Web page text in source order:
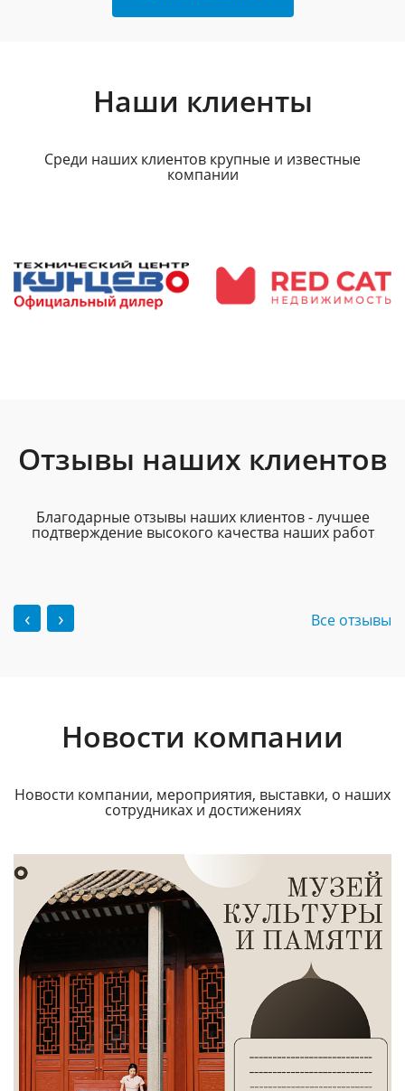
Наши клиенты
Среди наших клиентов крупные и известные
компании
Отзывы наших клиентов
Благодарные отзывы наших клиентов - лучшее
подтверждение высокого качества наших работ
‹ › Все отзывы
Новости компании
Новости компании, мероприятия, выставки, о наших
сотрудниках и достижениях